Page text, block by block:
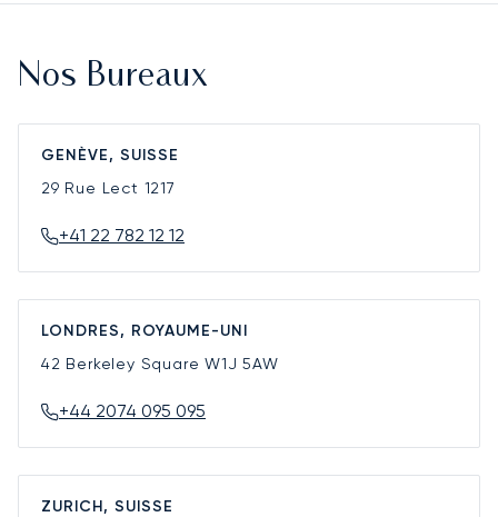
Nos Bureaux
GENÈVE, SUISSE
29 Rue Lect 1217
+41 22 782 12 12
LONDRES, ROYAUME-UNI
42 Berkeley SquareW1J 5AW
+44 2074 095 095
ZURICH, SUISSE